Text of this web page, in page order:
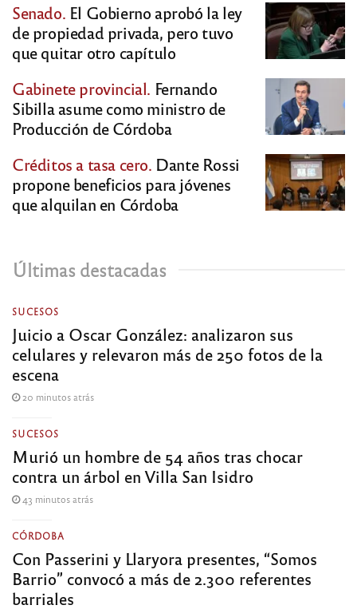
Senado. El Gobierno aprobó la ley
de propiedad privada, pero tuvo
que quitar otro capítulo
Gabinete provincial. Fernando
Sibilla asume como ministro de
Producción de Córdoba
Créditos a tasa cero. Dante Rossi
propone beneficios para jóvenes
que alquilan en Córdoba
Últimas destacadas
SUCESOS
Juicio a Oscar González: analizaron sus
celulares y relevaron más de 250 fotos de la
escena
20 minutos atrás
SUCESOS
Murió un hombre de 54 años tras chocar
contra un árbol en Villa San Isidro
43 minutos atrás
CÓRDOBA
Con Passerini y Llaryora presentes, “Somos
Barrio” convocó a más de 2.300 referentes
barriales